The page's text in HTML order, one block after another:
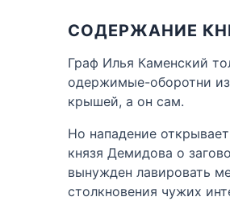
СОДЕРЖАНИЕ
Граф Илья Каменский
одержимые-оборотни
крышей, а он сам.
Но нападение
князя Демидова о
вынужден лавировать
столкновения чужих